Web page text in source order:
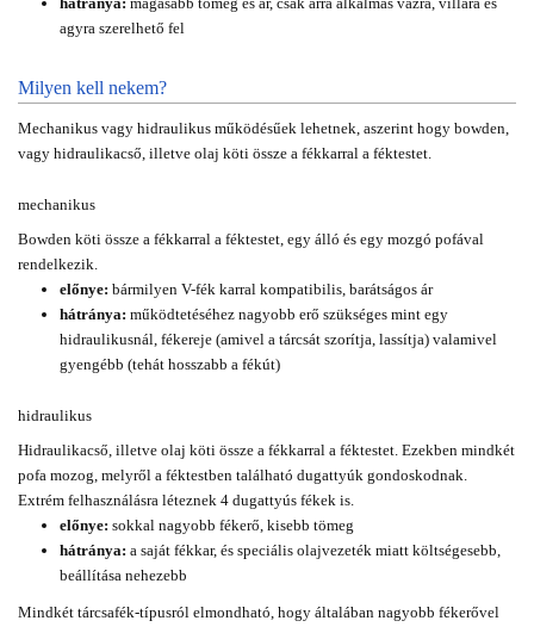
agyra szerelhető fel
Milyen kell nekem?
Mechanikus vagy hidraulikus működésűek lehetnek, aszerint hogy bowden,
vagy hidraulikacső, illetve olaj köti össze a fékkarral a féktestet.
mechanikus
Bowden köti össze a fékkarral a féktestet, egy álló és egy mozgó pofával
rendelkezik.
előnye: bármilyen V-fék karral kompatibilis, barátságos ár
hátránya: működtetéséhez nagyobb erő szükséges mint egy
hidraulikusnál, fékereje (amivel a tárcsát szorítja, lassítja) valamivel
gyengébb (tehát hosszabb a fékút)
hidraulikus
Hidraulikacső, illetve olaj köti össze a fékkarral a féktestet. Ezekben mindkét
pofa mozog, melyről a féktestben található dugattyúk gondoskodnak.
Extrém felhasználásra léteznek 4 dugattyús fékek is.
előnye: sokkal nagyobb fékerő, kisebb tömeg
hátránya: a saját fékkar, és speciális olajvezeték miatt költségesebb,
beállítása nehezebb
Mindkét tárcsafék-típusról elmondható, hogy általában nagyobb fékerővel